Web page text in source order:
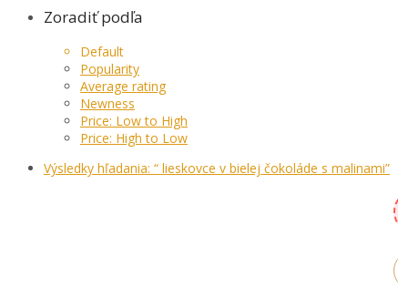
Zoradiť podľa
Default
Popularity
Average rating
Newness
Price: Low to High
Price: High to Low
Výsledky hľadania: “ lieskovce v bielej čokoláde s malinami”